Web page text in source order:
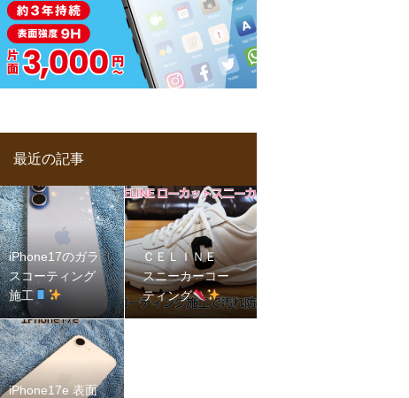
最近の記事
iPhone17のガラ
スコーティング
施工
ＣＥＬＩＮＥ
スニーカーコー
ティング
iPhone17e 表面